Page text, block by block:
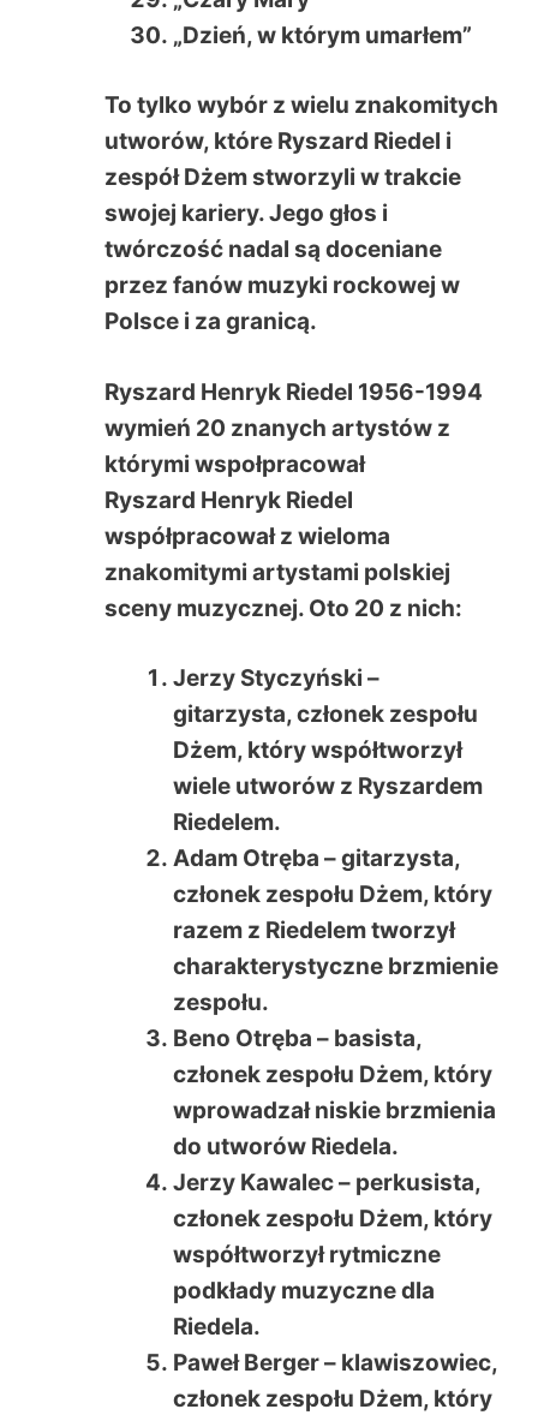
„Dzień, w którym umarłem”
To tylko wybór z wielu znakomitych
utworów, które Ryszard Riedel i
zespół Dżem stworzyli w trakcie
swojej kariery. Jego głos i
twórczość nadal są doceniane
przez fanów muzyki rockowej w
Polsce i za granicą.
Ryszard Henryk Riedel 1956-1994
wymień 20 znanych artystów z
którymi wspołpracował
Ryszard Henryk Riedel
współpracował z wieloma
znakomitymi artystami polskiej
sceny muzycznej. Oto 20 z nich:
Jerzy Styczyński –
gitarzysta, członek zespołu
Dżem, który współtworzył
wiele utworów z Ryszardem
Riedelem.
Adam Otręba – gitarzysta,
członek zespołu Dżem, który
razem z Riedelem tworzył
charakterystyczne brzmienie
zespołu.
Beno Otręba – basista,
członek zespołu Dżem, który
wprowadzał niskie brzmienia
do utworów Riedela.
Jerzy Kawalec – perkusista,
członek zespołu Dżem, który
współtworzył rytmiczne
podkłady muzyczne dla
Riedela.
Paweł Berger – klawiszowiec,
członek zespołu Dżem, który